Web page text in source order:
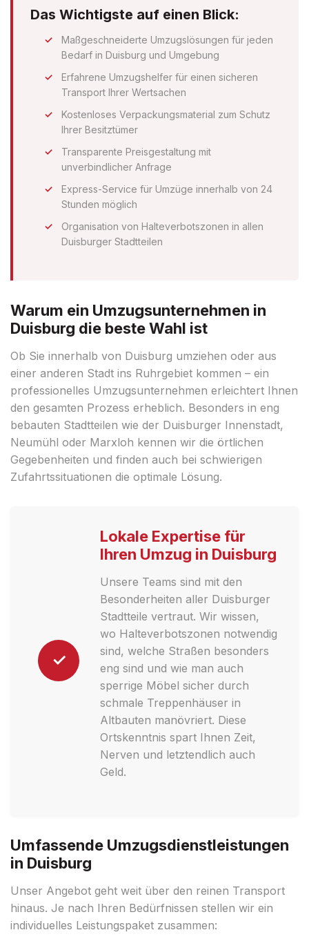
Das Wichtigste auf einen Blick:
Maßgeschneiderte Umzugslösungen für jeden
Bedarf in Duisburg und Umgebung
Erfahrene Umzugshelfer für einen sicheren
Transport Ihrer Wertsachen
Kostenloses Verpackungsmaterial zum Schutz
Ihrer Besitztümer
Transparente Preisgestaltung mit
unverbindlicher Anfrage
Express-Service für Umzüge innerhalb von 24
Stunden möglich
Organisation von Halteverbotszonen in allen
Duisburger Stadtteilen
Warum ein Umzugsunternehmen in
Duisburg die beste Wahl ist
Ob Sie innerhalb von Duisburg umziehen oder aus
einer anderen Stadt ins Ruhrgebiet kommen – ein
professionelles Umzugsunternehmen erleichtert Ihnen
den gesamten Prozess erheblich. Besonders in eng
bebauten Stadtteilen wie der Duisburger Innenstadt,
Neumühl oder Marxloh kennen wir die örtlichen
Gegebenheiten und finden auch bei schwierigen
Zufahrtssituationen die optimale Lösung.
✓
Lokale Expertise für
Ihren Umzug in Duisburg
Unsere Teams sind mit den
Besonderheiten aller Duisburger
Stadtteile vertraut. Wir wissen,
wo Halteverbotszonen notwendig
sind, welche Straßen besonders
eng sind und wie man auch
sperrige Möbel sicher durch
schmale Treppenhäuser in
Altbauten manövriert. Diese
Ortskenntnis spart Ihnen Zeit,
Nerven und letztendlich auch
Geld.
Umfassende Umzugsdienstleistungen
in Duisburg
Unser Angebot geht weit über den reinen Transport
hinaus. Je nach Ihren Bedürfnissen stellen wir ein
individuelles Leistungspaket zusammen: